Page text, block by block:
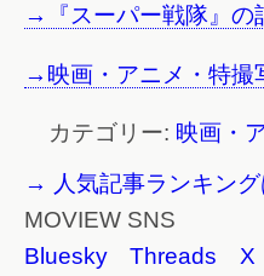
→『スーパー戦隊』の
→映画・アニメ・特撮
カテゴリー: 映画・
→ 人気記事ランキング
MOVIEW SNS
Bluesky
Threads
X